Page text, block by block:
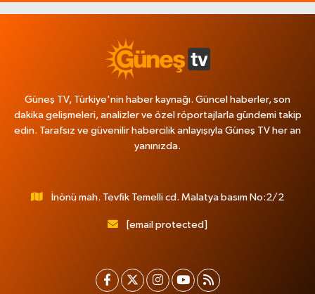
Güneş TV, Türkiye'nin haber kaynağı. Güncel haberler, son
dakika gelişmeleri, analizler ve özel röportajlarla gündemi takip
edin. Tarafsız ve güvenilir habercilik anlayışıyla Güneş TV her an
yanınızda.
İnönü mah. Tevfik Temelli cd. Malatya basım No:2/2
[email protected]